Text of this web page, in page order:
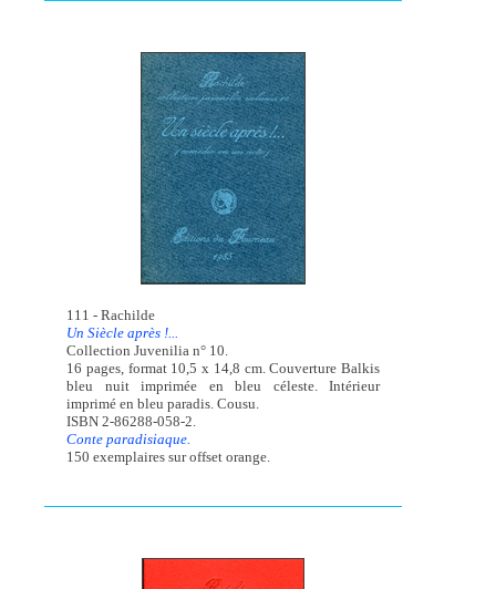
111 - Rachilde
Un Siècle après !...
Collection Juvenilia n° 10.
16 pages, format 10,5 x 14,8 cm. Couverture Balkis
bleu nuit imprimée en bleu céleste. Intérieur
imprimé en bleu paradis. Cousu.
ISBN 2-86288-058-2.
Conte paradisiaque.
150 exemplaires sur offset orange.